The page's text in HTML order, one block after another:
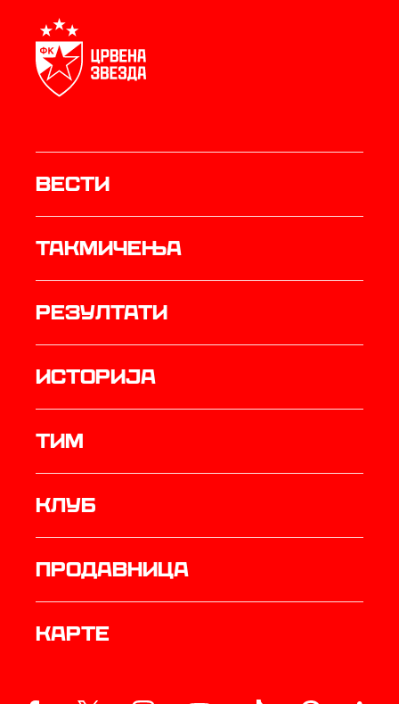
Вести
Такмичења
резултати
историја
ТИМ
Клуб
продавница
Карте